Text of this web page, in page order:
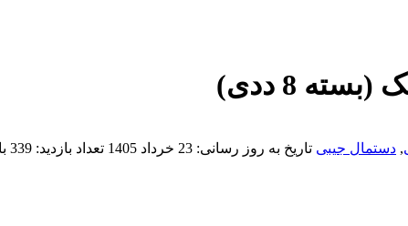
8 ددی)
, دستمال جیبی تاریخ به روز رسانی: 23 خرداد 1405 تعداد بازدید: 339 بازدید